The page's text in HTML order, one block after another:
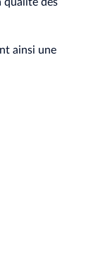
qualité des
ainsi une